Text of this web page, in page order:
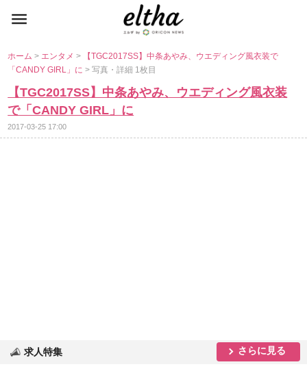
ホーム> エンタメ>
【TGC2017SS】中条あやみ、ウエディング風衣装で
「CANDY GIRL」に> 写真・詳細 1枚目
【TGC2017SS】中条あやみ、ウエディング風衣装
で「CANDY GIRL」に
2017-03-25 17:00
求人特集 さらに見る